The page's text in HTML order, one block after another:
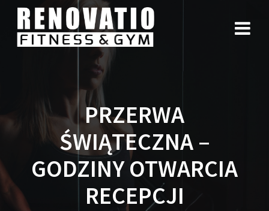
PRZERWA
ŚWIĄTECZNA –
GODZINY OTWARCIA
RECEPCJI